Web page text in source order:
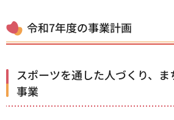
令和7年度の事業計画
スポーツを通した人づくり、
事業